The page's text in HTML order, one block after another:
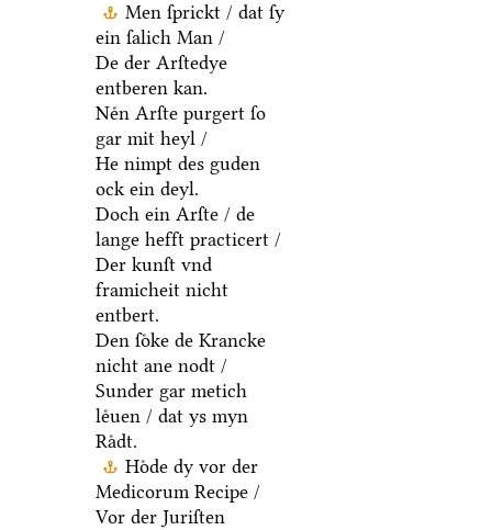
Men ſprickt / dat ſy
ein ſalich Man /
De der Arſtedye
entberen kan.
Neͤn Arſte purgert ſo
gar mit heyl /
He nimpt des guden
ock ein deyl.
Doch ein Arſte / de
lange hefft practicert /
Der kunſt vnd
framicheit nicht
entbert.
Den ſoͤke de Krancke
nicht ane nodt /
Sunder gar metich
leͤuen / dat ys myn
Raͤdt.
Hoͤde dy vor der
Medicorum Recipe /
Vor der Juriſten